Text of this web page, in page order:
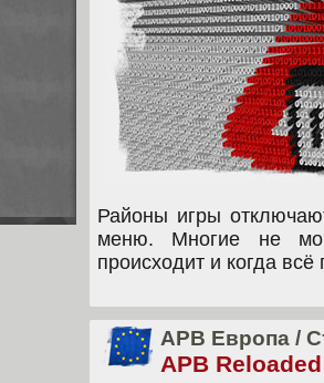
Районы игры
меню. Многие не
происходит и когда
APB Европа /
APB